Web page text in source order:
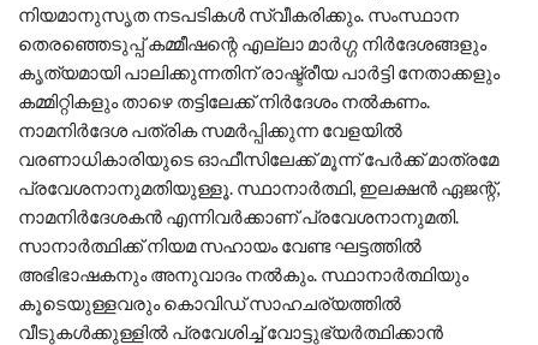
നിയമാനുസൃത നടപടികള്‍ സ്വീകരിക്കും. സംസ്ഥാന
തെരഞ്ഞെടുപ്പ് കമ്മീഷന്റെ എല്ലാ മാര്‍ഗ്ഗ നിര്‍ദേശങ്ങളും
കൃത്യമായി പാലിക്കുന്നതിന് രാഷ്ട്രീയ പാര്‍ട്ടി നേതാക്കളും
കമ്മിറ്റികളും താഴെ തട്ടിലേക്ക് നിര്‍ദേശം നല്‍കണം.
നാമനിര്‍ദേശ പത്രിക സമര്‍പ്പിക്കുന്ന വേളയില്‍
വരണാധികാരിയുടെ ഓഫീസിലേക്ക് മൂന്ന് പേര്‍ക്ക് മാത്രമേ
പ്രവേശനാനുമതിയുള്ളൂ. സ്ഥാനാര്‍ത്ഥി, ഇലക്ഷന്‍ ഏജന്റ്,
നാമനിര്‍ദേശകന്‍ എന്നിവര്‍ക്കാണ് പ്രവേശനാനുമതി.
സാനാര്‍ത്ഥിക്ക് നിയമ സഹായം വേണ്ട ഘട്ടത്തില്‍
അഭിഭാഷകനും അനുവാദം നല്‍കും. സ്ഥാനാര്‍ത്ഥിയും
കൂടെയുള്ളവരും കൊവിഡ് സാഹചര്യത്തില്‍
വീടുകള്‍ക്കുള്ളില്‍ പ്രവേശിച്ച് വോട്ടുഭ്യര്‍ത്ഥിക്കാന്‍